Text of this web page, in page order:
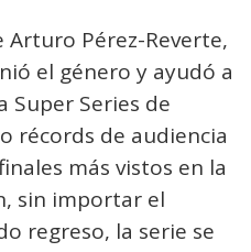
Arturo Pérez-Reverte,
el género y ayudó a
Super Series de
récords de audiencia
más vistos en la
sin importar el
regreso, la serie se